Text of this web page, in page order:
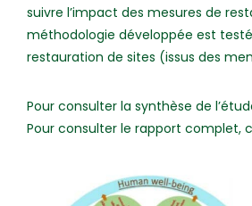
suivre l’impact des mesures de
méthodologie développée est
restauration de sites (issus des
Pour consulter la synthèse de
Pour consulter le rapport complet,